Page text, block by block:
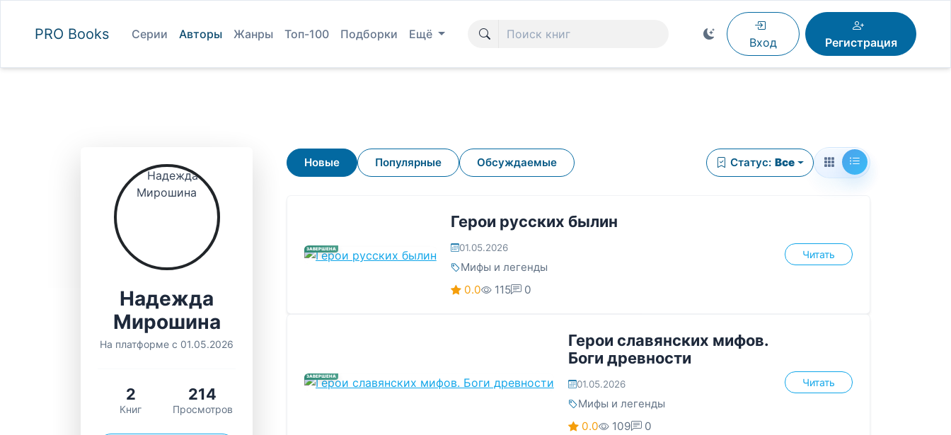
PRO Books Серии Авторы Жанры Топ-100 Подборки Ещё
Вход Регистрация
Надежда
Мирошина
На платформе с 01.05.2026
2
Книг
214
Просмотров
Новые Популярные Обсуждаемые Статус: Все
ЗАВЕРШЕНА
Герои русских былин
01.05.2026
Мифы и легенды
0.0
115 0
Читать
ЗАВЕРШЕНА
Герои славянских мифов.
Боги древности
01.05.2026
Мифы и легенды
0.0
109 0
Читать